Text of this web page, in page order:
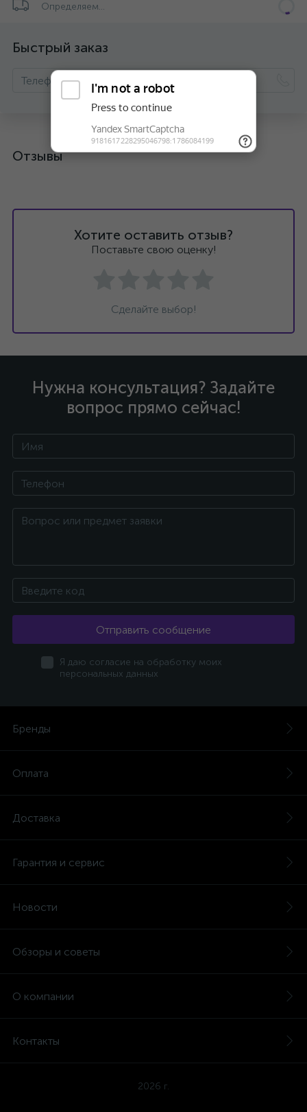
Определяем...
Быстрый заказ
Отзывы
Хотите оставить отзыв?
Поставьте свою оценку!
Сделайте выбор!
Нужна консультация? Задайте
вопрос прямо сейчас!
Отправить сообщение
Я даю согласие на обработку моих
персональных данных
Бренды
Оплата
Доставка
Гарантия и сервис
Новости
Обзоры и советы
О компании
Контакты
2026 г.